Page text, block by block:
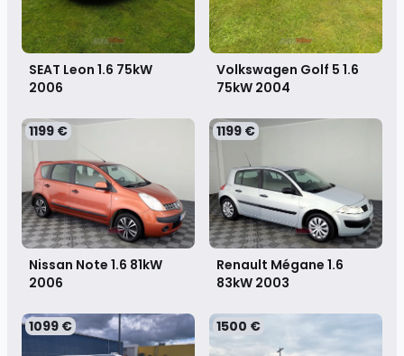
SEAT Leon 1.6 75kW
2006
Volkswagen Golf 5 1.6
75kW 2004
1199 €
Nissan Note 1.6 81kW
2006
1199 €
Renault Mégane 1.6
83kW 2003
1099 € 1500 €